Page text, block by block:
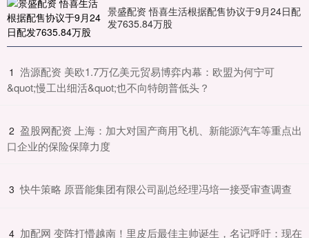
景盛配资 悟喜生活根据配售协议于9月24日配
发7635.84万股
1 ​浩源配资 美欧1.7万亿美元贸易博弈内幕：欧盟为何宁可
&quot;慢工出细活&quot;也不向特朗普低头？
2 ​盈股网配资 上海：加大对国产商用飞机、新能源汽车等重点出
口企业的保险保障力度
3 ​快牛策略 原晋能集团有限公司副总经理冯培一接受审查调查
4 ​加配网 变阵打懵越南！里皮后最佳主帅诞生，名记呼吁：现在